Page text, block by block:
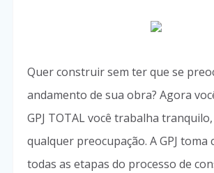
Quer construir sem ter que se
andamento de sua obra? Agora
GPJ TOTAL você trabalha
qualquer preocupação. A GPJ toma
todas as etapas do processo de